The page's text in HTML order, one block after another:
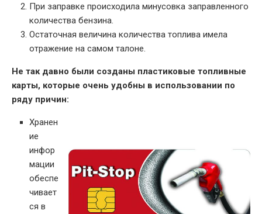
При заправке происходила минусовка заправленного
количества бензина.
Остаточная величина количества топлива имела
отражение на самом талоне.
Не так давно были созданы пластиковые топливные
карты, которые очень удобны в использовании по
ряду причин:
Хранен
ие
инфор
мации
обеспе
чивает
ся в